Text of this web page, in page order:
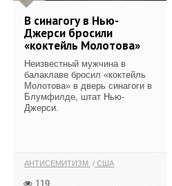
В синагогу в Нью-
Джерси бросили
«коктейль Молотова»
Неизвестный мужчина в
балаклаве бросил «коктейль
Молотова» в дверь синагоги в
Блумфилде, штат Нью-
Джерси.
АНТИСЕМИТИЗМ США
119